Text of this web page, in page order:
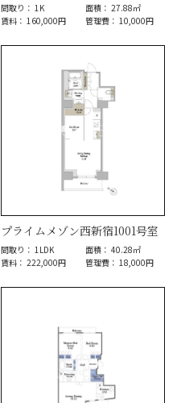
間取り： 1K
面積： 27.88㎡
賃料： 160,000円
管理費： 10,000円
プライムメゾン西新宿1001号室
間取り： 1LDK
面積： 40.28㎡
賃料： 222,000円
管理費： 18,000円